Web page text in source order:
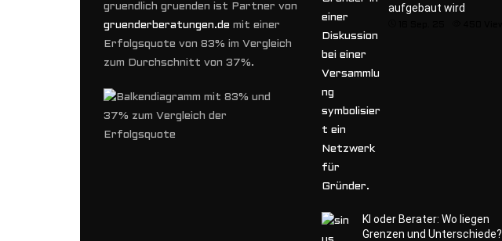
gruendlich gruenden ist Partner von
gruenderberatungen.de mit einer
Erfolgsquote von 83% im Vergleich
zum Durchschnitt von 37%.
aufgebaut wird
KI oder Berater: Wo liegen
Grenzen und Unterschiede?